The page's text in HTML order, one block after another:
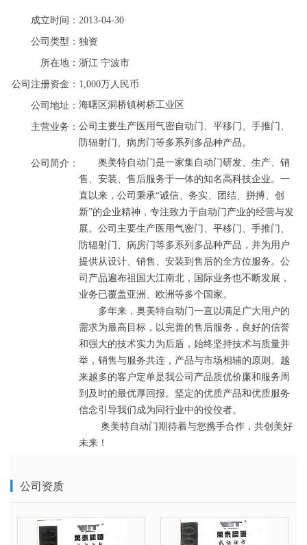
成立时间： 2013-04-30
公司类型： 独资
所在地： 浙江 宁波市
公司注册资金： 1,000万人民币
公司地址： 海曙区洞桥镇树桥工业区
主营业务： 公司主要生产医用气密自动门、平移门、手推门、
防辐射门、病房门等多系列多品种产品。
公司简介：
售、安装、售后服务于一体的知名高科技企业。一
直以来，公司秉承“诚信、务实、团结、拼搏、创
新”的企业精神，专注致力于自动门产业的经营与发
展。公司主要生产医用气密门、平移门、手推门、
防辐射门、病房门等多系列多品种产品，并为用户
提供从设计、销售、安装到售后的全方位服务。公
司产品遍布祖国大江南北，国际业务也不断发展，
业务已覆盖亚洲、欧洲等多个国家。
需求为最高目标，以完善的售后服务，良好的信誉
和强大的技术实力为后盾，始终坚持技术与质量并
举，销售与服务共连，产品与市场相辅的原则。越
来越多的客户定单是我公司产品质优价廉和服务周
到及时的最优厚回报。坚定的优质产品和优质服务
信念引导我们成为同行业中的佼佼者。
未来！
公司资质